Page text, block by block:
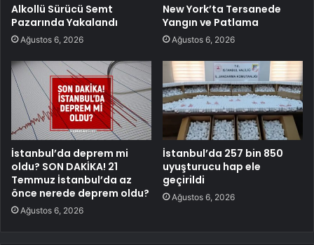
Alkollü Sürücü Semt
Pazarında Yakalandı
Ağustos 6, 2026
New York’ta Tersanede
Yangın ve Patlama
Ağustos 6, 2026
İstanbul’da deprem mi
oldu? SON DAKİKA! 21
Temmuz İstanbul’da az
önce nerede deprem oldu?
Ağustos 6, 2026
İstanbul’da 257 bin 850
uyuşturucu hap ele
geçirildi
Ağustos 6, 2026